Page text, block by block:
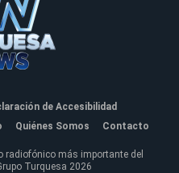
de Accesibilidad
Quiénes Somos Contacto
radiofónico más importante del
Turquesa 2026